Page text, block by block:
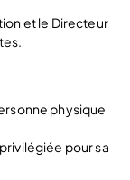
et le Directeur
physique
pour sa